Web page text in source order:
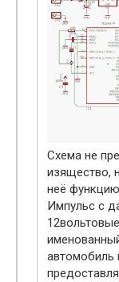
Схема не
изящество,
неё
Импульс с
автомобиль